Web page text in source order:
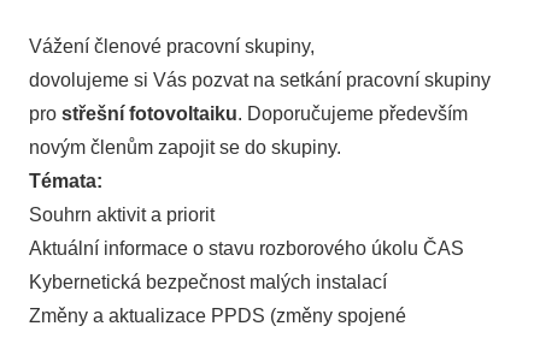
Vážení členové pracovní skupiny,
dovolujeme si Vás pozvat na setkání pracovní skupiny
pro střešní fotovoltaiku. Doporučujeme především
novým členům zapojit se do skupiny.
Témata:
Souhrn aktivit a priorit
Aktuální informace o stavu rozborového úkolu ČAS
Kybernetická bezpečnost malých instalací
Změny a aktualizace PPDS (změny spojené